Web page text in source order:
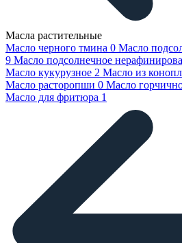
Масла растительные
Масло черного тмина 0 Масло
9 Масло подсолнечное
Масло кукурузное 2 Масло из
Масло расторопши 0 Масло
Масло для фритюра 1